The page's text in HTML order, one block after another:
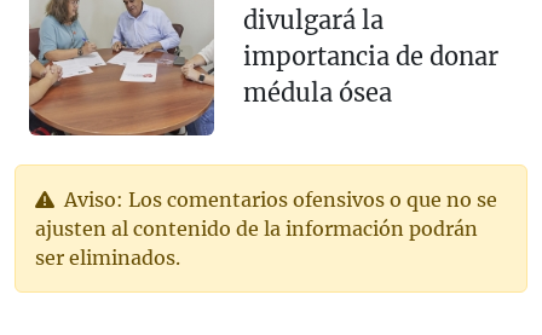
divulgará la
importancia de donar
médula ósea
Aviso: Los comentarios ofensivos o que no se
ajusten al contenido de la información podrán
ser eliminados.